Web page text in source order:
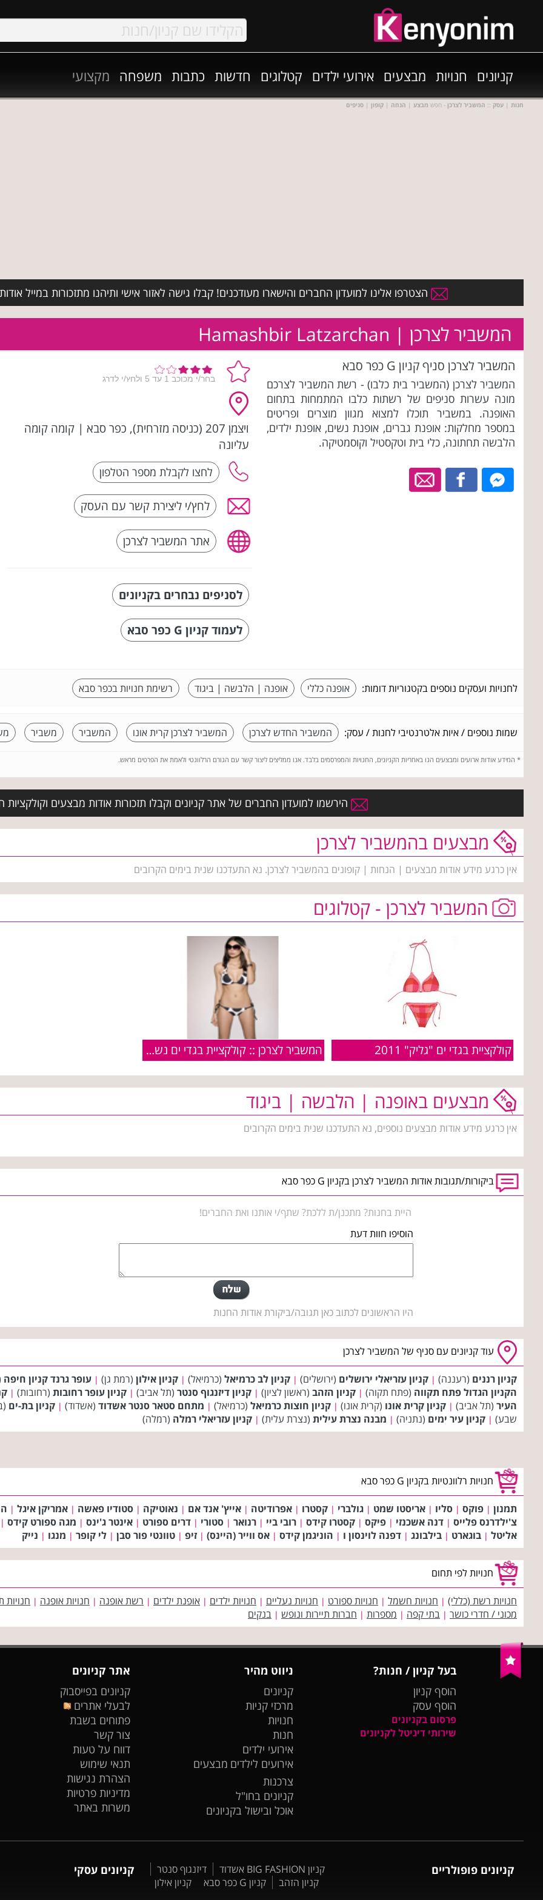
קניונים חנויות מבצעים אירועי ילדים קטלוגים חדשות כתבות משפחה מקצועי
חנות | עסק :: המשביר לצרכן - חפש מבצע | הנחה | קופון | סניפים
הצטרפו אלינו למועדון החברים והישארו מעודכנים! קבלו גישה לאזור אישי ותיהנו מתזכורות במייל
המשביר לצרכן | Hamashbir Latzarchan
המשביר לצרכן סניף קניון G כפר סבא
המשביר לצרכן (המשביר בית כלבו) - רשת המשביר לצרכם
מונה עשרות סניפים של רשתות כלבו המתמחות בתחום
האופנה. במשביר תוכלו למצוא מגוון מוצרים ופריטים
במספר מחלקות: אופנת גברים, אופנת נשים, אופנת ילדים,
הלבשה תחתונה, כלי בית וטקסטיל וקוסמטיקה.
ויצמן 207 (כניסה מזרחית), כפר סבא | קומה קומה
עליונה
לחץ/י ליצירת קשר עם העסק
אתר המשביר לצרכן
לסניפים נבחרים בקניונים
לעמוד קניון G כפר סבא
לחנויות ועסקים נוספים בקטגוריות דומות: אופנה כללי אופנה | הלבשה | ביגוד רשימת חנויות בכפר סבא
שמות נוספים / איות אלטרנטיבי לחנות / עסק: המשביר החדש לצרכן המשביר לצרכן קרית אונו המשביר משביר
* המידע אודות ארועים ומבצעים הנו באחריות הקניונים, החנויות והמפרסמים בלבד. אנו ממליצים ליצור קשר עם הגורם הרלוונטי ולאמת את הפרטים מראש.
הירשמו למועדון החברים של אתר קניונים וקבלו תזכורות אודות מבצעים
מבצעים בהמשביר לצרכן
אין כרגע מידע אודות מבצעים | הנחות | קופונים בהמשביר לצרכן. נא התעדכנו שנית בימים הקרובים
המשביר לצרכן - קטלוגים
קולקציית בגדי ים "גליק" 2011 המשביר לצרכן :: קולקציית בגדי ים נשים :: קיץ 2009
מבצעים באופנה | הלבשה | ביגוד
אין כרגע מידע אודות מבצעים נוספים, נא התעדכנו שנית בימים הקרובים
ביקורות/תגובות אודות המשביר לצרכן בקניון G כפר סבא
היית בחנות? מתכנן/ת ללכת? שתף/י אותנו ואת החברים!
הוסיפו חוות דעת
היו הראשונים לכתוב כאן תגובה/ביקורת אודות החנות
עוד קניונים עם סניף של המשביר לצרכן
קניון רננים (רעננה) | קניון עזריאלי ירושלים (ירושלים) | קניון לב כרמיאל (כרמיאל) | קניון אילון (רמת גן) | עופר גרנד קניון חיפה
הקניון הגדול פתח תקווה (פתח תקוה) | קניון הזהב (ראשון לציון) | קניון דיזנגוף סנטר (תל אביב) | קניון עופר רחובות (רחובות) |
העיר (תל אביב) | קניון קרית אונו (קרית אונו) | קניון חוצות כרמיאל (כרמיאל) | מתחם סטאר סנטר אשדוד (אשדוד) | קניון בת-ים
שבע) | קניון עיר ימים (נתניה) | מבנה נצרת עילית (נצרת עלית) | קניון עזריאלי רמלה (רמלה)
חנויות רלוונטיות בקניון G כפר סבא
תמנון | פוקס | סליו | אריסטו שמט | גולברי | קסטרו | אפרודיטה | אייץ' אנד אם | נאוטיקה | סטודיו פאשה | אמריקן איגל |
צ'ילדרנס פלייס | דנה אשכנזי | פיקס | קסטרו קידס | רובי ביי | רנואר | סטורי | דרים ספורט | אינטר ג'ינס | מגה ספורט קידס |
אליטל | בוגארט | בילבונג | דפנה לוינסון ו | הוניגמן קידס | אס ווייר (היינס) | זיפ | טוונטי פור סבן | לי קופר | מנגו | נייק
חנויות לפי תחום
חנויות רשת (כללי) | חנויות חשמל | חנויות ספורט | חנויות נעליים | חנויות ילדים | אופנת ילדים | רשת אופנה | חנויות אופנה | חנויות
מכוני / חדרי כושר | בתי קפה | מספרות | חברות תיירות ונופש | בנקים
בעל קניון / חנות?
הוסף קניון
הוסף עסק
פרסום בקניונים
שירותי דיגיטל לקניונים
ניווט מהיר
קניונים
מרכזי קניות
חנויות
חנות
אירועי ילדים
אירועים לילדים מבצעים
צרכנות
קניונים בחו"ל
אוכל ובישול בקניונים
אתר קניונים
קניונים בפייסבוק
לבעלי אתרים
פתוחים בשבת
צור קשר
דווח על טעות
תנאי שימוש
הצהרת נגישות
מדיניות פרטיות
משרות באתר
קניונים פופולריים קניון BIG FASHION אשדוד
דיזנגוף סנטר
קניון הזהב
קניון G כפר סבא קניון אילון
קניונים עסקי